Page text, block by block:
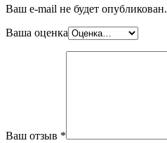
Ваш e-mail не будет опубликован.
Ваша оценка
Ваш отзыв *